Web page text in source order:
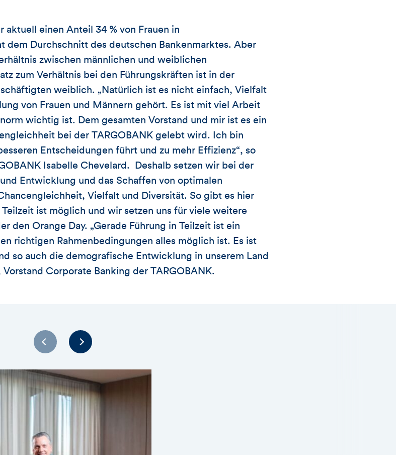
aktuell einen Anteil 34 % von Frauen in
dem Durchschnitt des deutschen Bankenmarktes. Aber
zwischen männlichen und weiblichen
zum Verhältnis bei den Führungskräften ist in der
weiblich. „Natürlich ist es nicht einfach, Vielfalt
von Frauen und Männern gehört. Es ist mit viel Arbeit
wichtig ist. Dem gesamten Vorstand und mir ist es ein
bei der TARGOBANK gelebt wird. Ich bin
Entscheidungen führt und zu mehr Effizienz“, so
Isabelle Chevelard. Deshalb setzen wir bei der
Entwicklung und das Schaffen von optimalen
Vielfalt und Diversität. So gibt es hier
Teilzeit ist möglich und wir setzen uns für viele weitere
den Orange Day. „Gerade Führung in Teilzeit ist ein
richtigen Rahmenbedingungen alles möglich ist. Es ist
so auch die demografische Entwicklung in unserem Land
Corporate Banking der TARGOBANK.